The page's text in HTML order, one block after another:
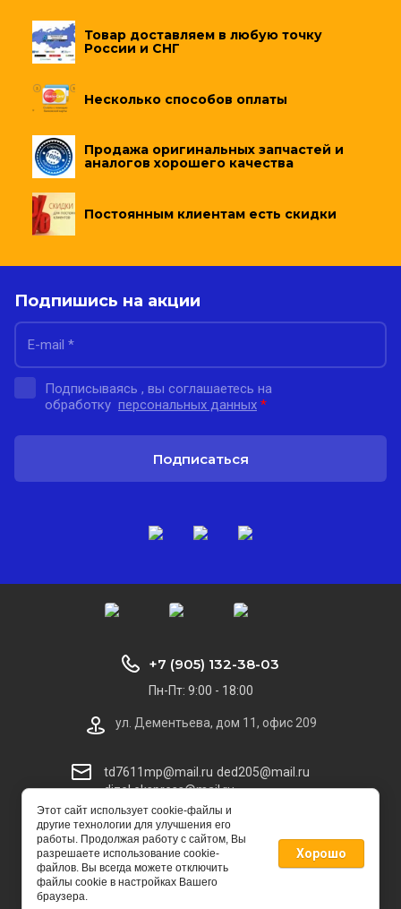
Товар доставляем в любую точку
России и СНГ
Несколько способов оплаты
Продажа оригинальных запчастей и
аналогов хорошего качества
Постоянным клиентам есть скидки
Подпишись на акции
Подписываясь , вы соглашаетесь на
обработку персональных данных *
Подписаться
© [2022] [Торговый Дом Дизель Экспресс]
+7 (905) 132-38-03
Пн-Пт: 9:00 - 18:00
ул. Дементьева, дом 11, офис 209
td7611mp@mail.ru ded205@mail.ru
dizel.ekspress@mail.ru
Этот сайт использует cookie-файлы и
другие технологии для улучшения его
работы. Продолжая работу с сайтом, Вы
разрешаете использование cookie-
файлов. Вы всегда можете отключить
файлы cookie в настройках Вашего
браузера.
Хорошо